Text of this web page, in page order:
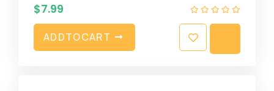
$7.99
ADDTOCART